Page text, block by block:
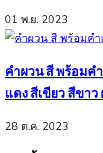
01 พ.ย. 2023
คำผวน สี พร้อมค
แดง สีเขียว สีขาว
28 ต.ค. 2023